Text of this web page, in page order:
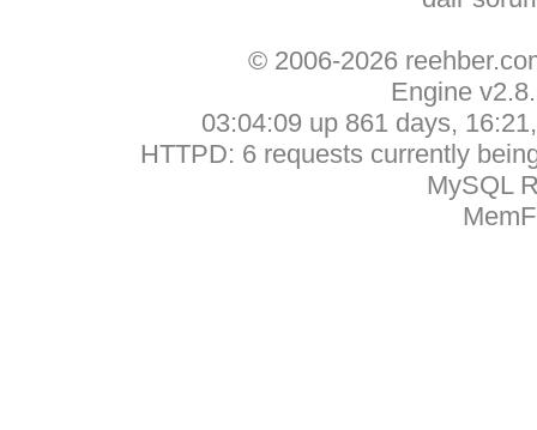
© 2006-2026
Engine
03:04:09 up 861 days,
HTTPD: 6 requests currently
MySQL